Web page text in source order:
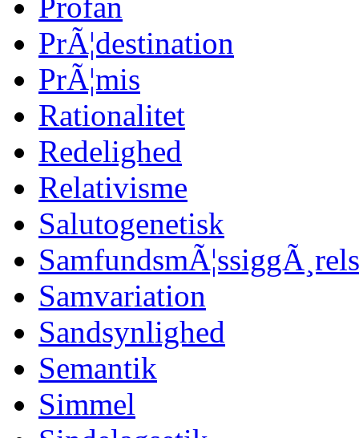
PrÃ¦destination
PrÃ¦mis
Rationalitet
Redelighed
Relativisme
Salutogenetisk
Samvariation
Sandsynlighed
Semantik
Simmel